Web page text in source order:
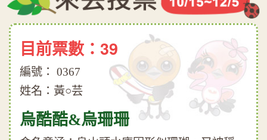
目前票數：39
編號： 0367
姓名：黃○芸
烏酷酷&烏珊珊